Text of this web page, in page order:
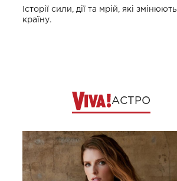
Історії сили, дії та мрій, які змінюють
країну.
АСТРО